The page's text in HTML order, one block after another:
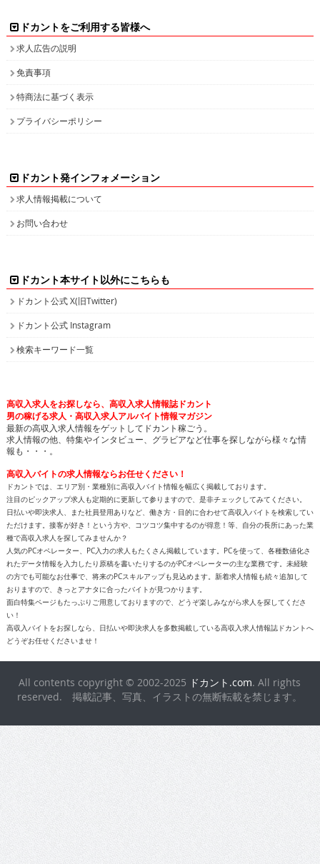
ドカントをご利用する皆様へ
求人広告の説明
免責事項
特商法に基づく表示
プライバシーポリシー
ドカント発インフォメーション
求人情報掲載について
お問い合わせ
ドカント本サイト以外にこちらも
ドカント公式 X(旧Twitter)
ドカント公式 Instagram
検索キーワード一覧
高収入求人をお探しなら、高収入求人情報誌ドカント
男の稼げる求人・高収入求人アルバイト情報マガジン
最新の高収入求人情報をゲットしてドカント稼ごう。
求人情報の他、特集やインタビュー、グラビアなど仕事を探しながら様々な情
報も・・・。
高収入バイトの求人情報ならお任せください！
ドカントでは、エリア別・業種別に高収入バイト情報を幅広く掲載しております。
注目のピックアップ求人も定期的に更新して参りますので、是非チェックしてみてください。
日払いや即決求人、また社員登用ありなど、働き方・目的に合わせて高収入バイトを検索してい
ただけます。接客が好き！という方や、コツコツ集中するのが得意！等、自分の長所にあった業
種で高収入求人を探してみませんか？
人気のPCオペレーター、PC入力の求人もたくさん掲載しています。PCを使って、各種数値化さ
れたデータ情報を入力したり原稿を書いたりするのがPCオペレーターの主な業務です。未経験
の方でも可能なお仕事で、将来のPCスキルアップも見込めます。新着求人情報も続々追加して
おりますので、きっとアナタに合ったバイトが見つかります。
面白特集ページもたっぷりご用意しておりますので、どうぞ楽しみながら求人を探してくださ
い！
高収入バイトをお探しなら、日払いや即決求人を多数掲載している高収入求人情報誌ドカントへ
どうぞお任せくださいませ！
All contents copyright © 2002-2025 ドカント.com. All rights
reserved. 掲載記事、写真、イラストの無断転載を禁じます。